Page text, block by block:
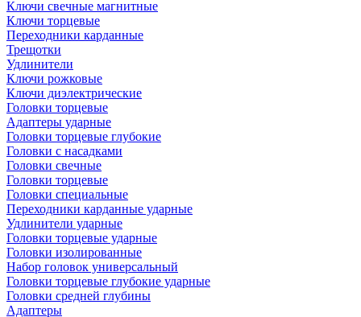
Ключи свечные магнитные
Ключи торцевые
Переходники карданные
Трещотки
Удлинители
Ключи рожковые
Ключи диэлектрические
Головки торцевые
Адаптеры ударные
Головки торцевые глубокие
Головки с насадками
Головки свечные
Головки торцевые
Головки специальные
Переходники карданные ударные
Удлинители ударные
Головки торцевые ударные
Головки изолированные
Набор головок универсальный
Головки торцевые глубокие ударные
Головки средней глубины
Адаптеры